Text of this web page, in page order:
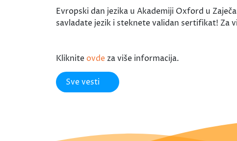
Evropski dan jezika u Akademiji Oxford u
savladate jezik i steknete validan sertifikat! Za
Kliknite ovde za više informacija.
Sve vesti